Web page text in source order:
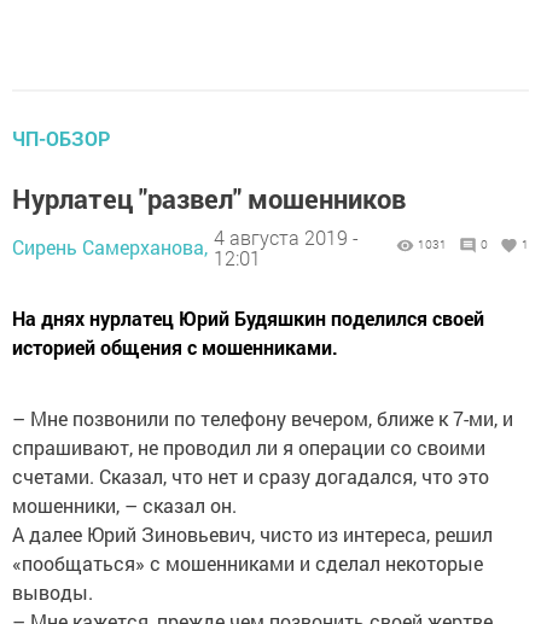
ЧП-ОБЗОР
Нурлатец "развел" мошенников
Сирень Самерханова, 4 августа 2019 -
12:01
1031 0 1
На днях нурлатец Юрий Будяшкин поделился своей
историей общения с мошенниками.
– Мне позвонили по телефону вечером, ближе к 7-ми, и
спрашивают, не проводил ли я операции со своими
счетами. Сказал, что нет и сразу догадался, что это
мошенники, – сказал он.
А далее Юрий Зиновьевич, чисто из интереса, решил
«пообщаться» с мошенниками и сделал некоторые
выводы.